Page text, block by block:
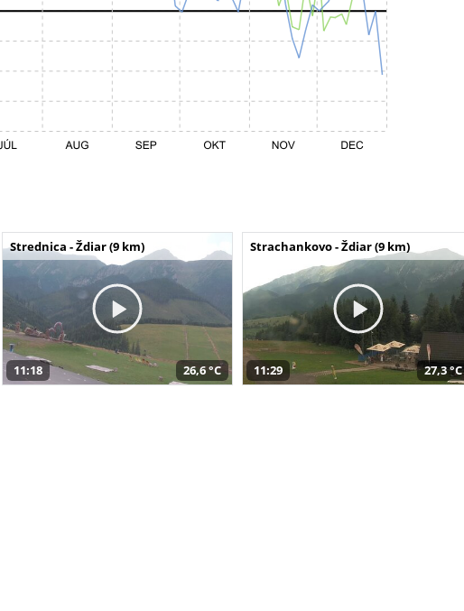
Strednica - Ždiar (9 km)
11:18 26,6 °C
Strachankovo - Ždiar (9 km)
11:29 27,3 °C